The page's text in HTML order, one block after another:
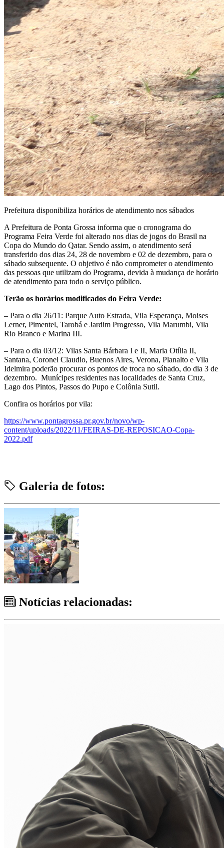
Prefeitura disponibiliza horários de atendimento nos sábados
A Prefeitura de Ponta Grossa informa que o cronograma do
Programa Feira Verde foi alterado nos dias de jogos do Brasil na
Copa do Mundo do Qatar. Sendo assim, o atendimento será
transferido dos dias 24, 28 de novembro e 02 de dezembro, para o
sábado subsequente. O objetivo é não comprometer o atendimento
das pessoas que utilizam do Programa, devida à mudança de horário
de atendimento para todo o serviço público.
Terão os horários modificados do Feira Verde:
– Para o dia 26/11: Parque Auto Estrada, Vila Esperança, Moises
Lerner, Pimentel, Tarobá e Jardim Progresso, Vila Marumbi, Vila
Rio Branco e Marina III.
– Para o dia 03/12: Vilas Santa Bárbara I e II, Maria Otília II,
Santana, Coronel Claudio, Buenos Aires, Verona, Planalto e Vila
Idelmira poderão procurar os pontos de troca no sábado, do dia 3 de
dezembro. Munícipes residentes nas localidades de Santa Cruz,
Lago dos Pintos, Passos do Pupo e Colônia Sutil.
Confira os horários por vila:
https://www.pontagrossa.pr.gov.br/novo/wp-
content/uploads/2022/11/FEIRAS-DE-REPOSICAO-Copa-
2022.pdf
Galeria de fotos:
Notícias relacionadas: